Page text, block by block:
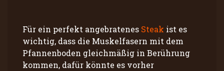
Für ein perfekt angebratenes Steak ist es
wichtig, dass die Muskelfasern mit dem
Pfannenboden gleichmäßig in Berührung
kommen, dafür könnte es vorher